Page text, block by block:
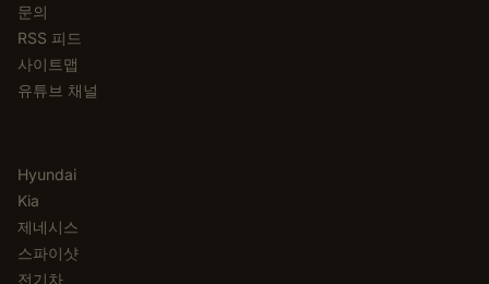
문의
RSS 피드
사이트맵
유튜브 채널
Hyundai
Kia
제네시스
스파이샷
전기차